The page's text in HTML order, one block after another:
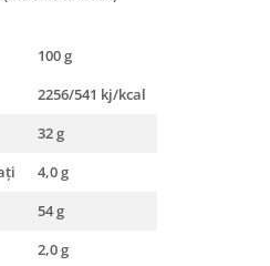
100 g
2256/541 kj/kcal
32 g
4,0 g
54 g
2,0 g